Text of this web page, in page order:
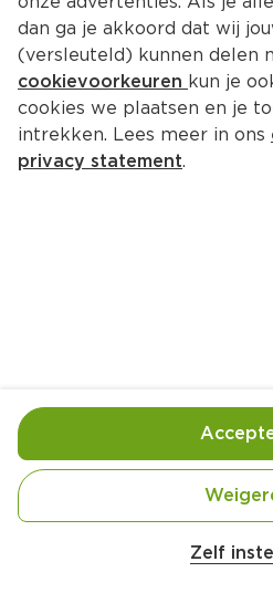
Kleiner Klopfer
Per Doos 25 st  (per stuks
Handige informatie over dit
Aan mensen onder
dan ga je akkoord dat wij
(versleuteld) kunnen delen
cookievoorkeuren kun je
cookies we plaatsen en je
intrekken. Lees meer in ons
privacy statement.
Zelf